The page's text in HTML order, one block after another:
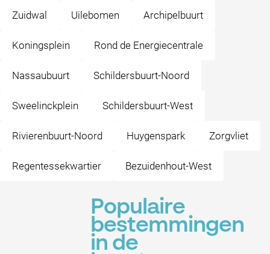
Zuidwal Uilebomen Archipelbuurt
Koningsplein Rond de Energiecentrale
Nassaubuurt Schildersbuurt-Noord
Sweelinckplein Schildersbuurt-West
Rivierenbuurt-Noord Huygenspark Zorgvliet
Regentessekwartier Bezuidenhout-West
Populaire
bestemmingen
in de